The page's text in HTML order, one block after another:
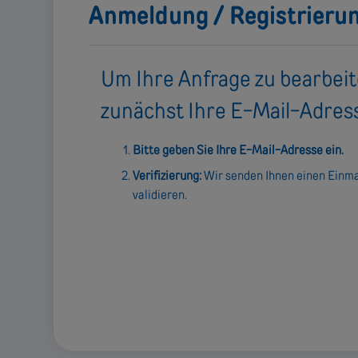
Anmeldung /
Um Ihre Anfrage zu
zunächst Ihre E-Mail-
Bitte geben Sie Ihre E-Mail-Adresse ein.
Verifizierung:Wir senden Ihnen einen
validieren.